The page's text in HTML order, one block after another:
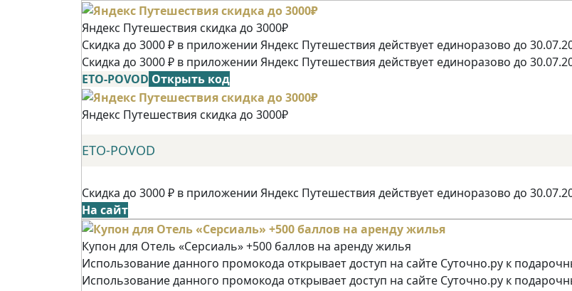
Яндекс Путешествия скидка до 3000₽
Скидка до 3000 ₽ в приложении Яндекс Путешествия действует единоразово до
Скидка до 3000 ₽ в приложении Яндекс Путешествия действует единоразово до
ETO-POVOD Открыть код
Яндекс Путешествия скидка до 3000₽
ETO-POVOD
Скидка до 3000 ₽ в приложении Яндекс Путешествия действует единоразово до
На сайт
Купон для Отель «Серсиаль» +500 баллов на аренду жилья
Использование данного промокода открывает доступ на сайте Суточно.ру к
Использование данного промокода открывает доступ на сайте Суточно.ру к